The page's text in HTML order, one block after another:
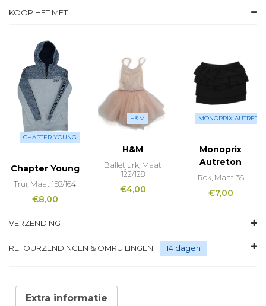
KOOP HET MET
CHAPTER YOUNG
Chapter Young
Trui, Maat 158/164
€8,00
H&M
H&M
Balletjurk, Maat
122/128
€4,00
MONOPRIX
Monoprix
Autreton
Rok, Maat 36
€7,00
VERZENDING
RETOURZENDINGEN & OMRUILINGEN 14 dagen
Extra informatie